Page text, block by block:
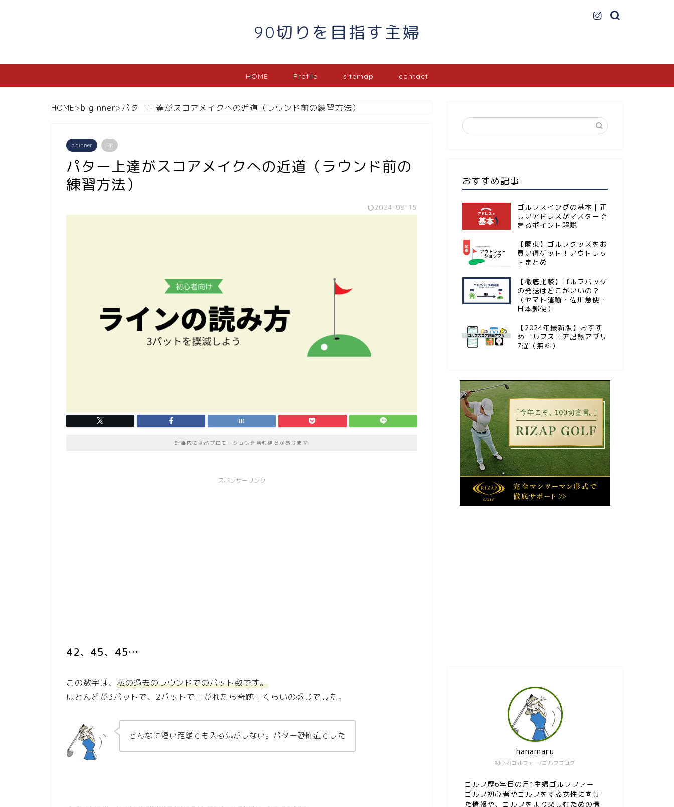
90切りを目指す主婦
HOME Profile sitemap contact
HOME>biginner>パター上達がスコアメイクへの近道（ラウンド前の練習方法）
biginner PR
パター上達がスコアメイクへの近道（ラウンド前の
練習方法）
2024-08-15
記事内に商品プロモーションを含む場合があります
スポンサーリンク
42、45、45…
この数字は、 私の過去のラウンドでのパット数です。
ほとんどが3パットで、2パットで上がれたら奇跡！くらいの感じでした。
どんなに短い距離でも入る気がしない。パター恐怖症でした
おすすめ記事
ゴルフスイングの基本｜正
しいアドレスがマスターで
きるポイント解説
【関東】ゴルフグッズをお
買い得ゲット！アウトレッ
トまとめ
【徹底比較】ゴルフバッグ
の発送はどこがいいの？
（ヤマト運輸・佐川急便・
日本郵便）
【2024年最新版】おすす
めゴルフスコア記録アプリ
7選（無料）
初心者ゴルファー/ゴルフブログ
hanamaru
ゴルフ歴6年目の月1主婦ゴルフファー
ゴルフ初心者やゴルフをする女性に向け
た情報や、ゴルフをより楽しむための情